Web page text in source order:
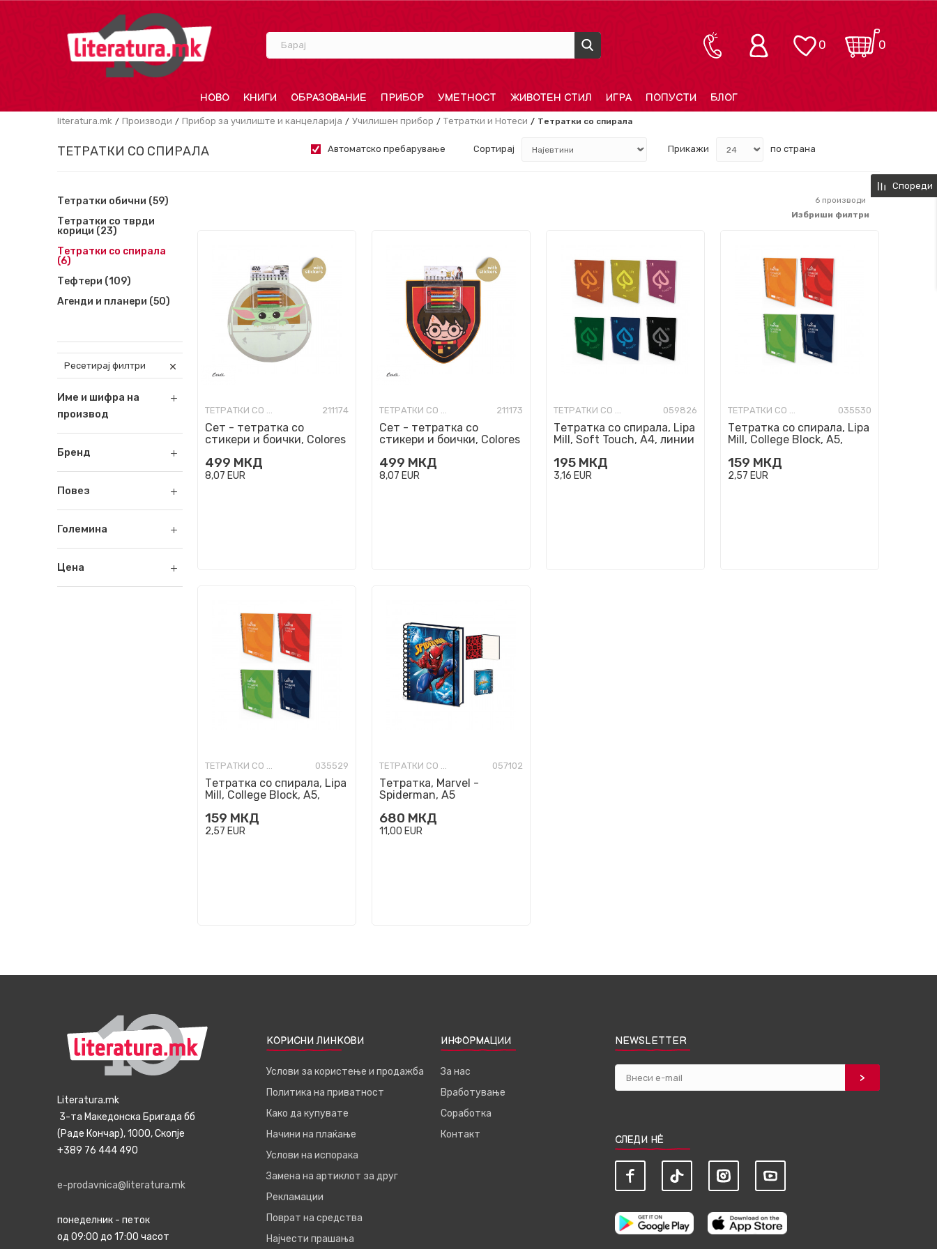
Барај 0
0
НОВО КНИГИ ОБРАЗОВАНИЕ ПРИБОР УМЕТНОСТ ЖИВОТЕН СТИЛ ИГРА ПОПУСТИ БЛОГ
literatura.mk Производи Прибор за училиште и канцеларија Училишен прибор Тетратки и Нотеси Тетратки со спирала
ТЕТРАТКИ СО СПИРАЛА Автоматско пребарување Сортирај Прикажи по страна
Тетратки обични (59)
Тетратки со тврди
корици (23)
Тетратки со спирала
(6)
Тефтери (109)
Агенди и планери (50)
Ресетирај филтри
Име и шифра на
производ
Бренд
Повез
Големина
Цена
6производи
Избриши филтри
ТЕТРАТКИ СО СПИРАЛА 211174
Сет - тетратка со
стикери и боички, Colores
499 МКД
8,07 EUR
ТЕТРАТКИ СО СПИРАЛА 211173
Сет - тетратка со
стикери и боички, Colores
499 МКД
8,07 EUR
ТЕТРАТКИ СО СПИРАЛА 059826
Тетратка со спирала, Lipa
Mill, Soft Touch, A4, линии
195 МКД
3,16 EUR
ТЕТРАТКИ СО СПИРАЛА 035530
Тетратка со спирала, Lipa
Mill, College Block, A5,
159 МКД
2,57 EUR
ТЕТРАТКИ СО СПИРАЛА 035529
Тетратка со спирала, Lipa
Mill, College Block, A5,
159 МКД
2,57 EUR
ТЕТРАТКИ СО СПИРАЛА 057102
Тетратка, Marvel -
Spiderman, A5
680 МКД
11,00 EUR
Спореди
Literatura.mk
3-та Македонска Бригада бб
(Раде Кончар), 1000, Скопје
+389 76 444 490
e-prodavnica@literatura.mk
понеделник - петок
од 09:00 до 17:00 часот
КОРИСНИ ЛИНКОВИ
Услови за користење и продажба
Политика на приватност
Како да купувате
Начини на плаќање
Услови на испорака
Замена на артиклот за друг
Рекламации
Поврат на средства
Најчести прашања
ИНФОРМАЦИИ
За нас
Вработување
Соработка
Контакт
NEWSLETTER
СЛЕДИ НЀ